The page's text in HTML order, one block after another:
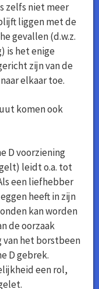
zelfs niet meer
liggen met de
gevallen (d.w.z.
is het enige
zijn van de
elkaar toe.
komen ook
D voorziening
leidt o.a. tot
een liefhebber
heeft in zijn
kan worden
de oorzaak
van het borstbeen
D gebrek.
een rol,